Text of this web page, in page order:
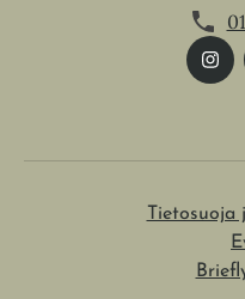
Tietosuoja